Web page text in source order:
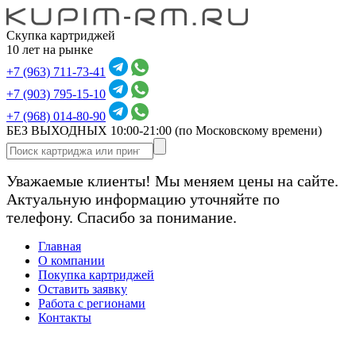
Скупка картриджей
10 лет на рынке
+7 (963) 711-73-41
+7 (903) 795-15-10
+7 (968) 014-80-90
БЕЗ ВЫХОДНЫХ 10:00-21:00 (по Московскому времени)
Уважаемые клиенты! Мы меняем цены на сайте.
Актуальную информацию уточняйте по
телефону. Спасибо за понимание.
Главная
О компании
Покупка картриджей
Оставить заявку
Работа с регионами
Контакты